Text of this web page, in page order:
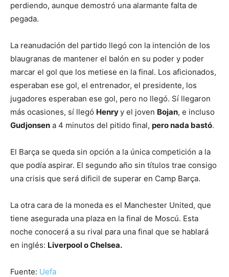
perdiendo, aunque demostró una alarmante falta de
pegada.
La reanudación del partido llegó con la intención de los
blaugranas de mantener el balón en su poder y poder
marcar el gol que los metiese en la final. Los aficionados,
esperaban ese gol, el entrenador, el presidente, los
jugadores esperaban ese gol, pero no llegó. Sí llegaron
más ocasiones, sí llegó Henryy el joven Bojan, e incluso
Gudjonsen a 4 minutos del pitido final, pero nada bastó.
El Barça se queda sin opción a la única competición a la
que podía aspirar. El segundo año sin títulos trae consigo
una crisis que será dificil de superar en Camp Barça.
La otra cara de la moneda es el Manchester United, que
tiene asegurada una plaza en la final de Moscú. Esta
noche conocerá a su rival para una final que se hablará
en inglés: Liverpool o Chelsea.
Fuente: Uefa